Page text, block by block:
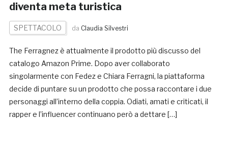
diventa meta turistica
SPETTACOLO da Claudia Silvestri
The Ferragnez è attualmente il prodotto più discusso del
catalogo Amazon Prime. Dopo aver collaborato
singolarmente con Fedez e Chiara Ferragni, la piattaforma
decide di puntare su un prodotto che possa raccontare i due
personaggi all’interno della coppia. Odiati, amati e criticati, il
rapper e l’influencer continuano però a dettare […]